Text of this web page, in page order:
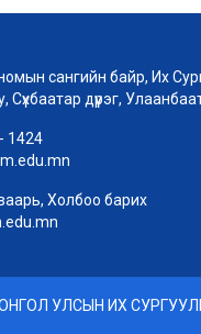
сангийн байр, Их
Сүхбаатар дүүрэг,
1424
Холбоо барих
УЛСЫН ИХ